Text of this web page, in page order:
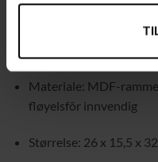
Materiale: MDF-
fløyelsfôr innvendig
Størrelse: 26 x 15,5 x